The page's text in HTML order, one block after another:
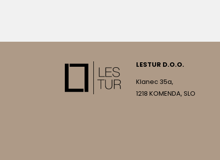
LESTUR D.O.O.
Klanec 35a,
1218 KOMENDA, SLO